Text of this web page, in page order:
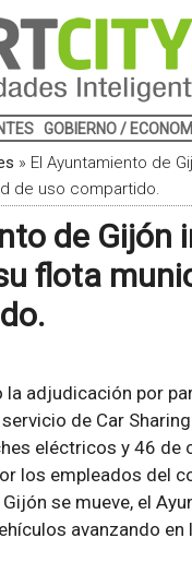
GOBIERNO /
» El Ayuntamiento de
de uso compartido.
de
flota
la adjudicación por
de Car
eléctricos y 46
los empleados del
se mueve, el
avanzando